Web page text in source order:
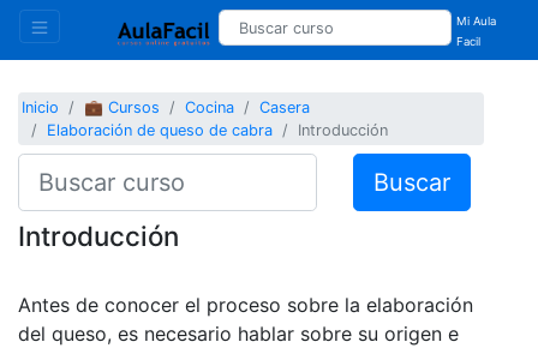
Mi Aula
Facil
Inicio 💼 Cursos Cocina
Casera
Elaboración de queso de cabra
Introducción
Buscar
Introducción
Antes de conocer el proceso sobre la elaboración
del queso, es necesario hablar sobre su origen e